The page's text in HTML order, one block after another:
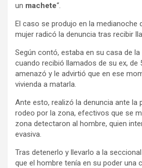
un machete“.
El caso se produjo en la medianoche
mujer radicó la denuncia tras recibir
Según contó, estaba en su casa de la
cuando recibió llamados de su ex, de
amenazó y le advirtió que en ese
vivienda a matarla.
Ante esto, realizó la denuncia ante la
rodeo por la zona, efectivos que se
zona detectaron al hombre, quien
evasiva.
Tras detenerlo y llevarlo a la
que el hombre tenía en su poder una